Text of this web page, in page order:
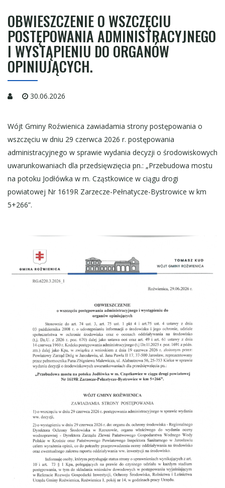
OBWIESZCZENIE O WSZCZĘCIU
POSTĘPOWANIA ADMINISTRACYJNEGO
I WYSTĄPIENIU DO ORGANÓW
OPINIUJĄCYCH.
30.06.2026
Wójt Gminy Roźwienica zawiadamia strony postępowania o
wszczęciu w dniu 29 czerwca 2026 r. postępowania
administracyjnego w sprawie wydania decyzji o środowiskowych
uwarunkowaniach dla przedsięwzięcia pn.: „Przebudowa mostu
na potoku Jodłówka w m. Cząstkowice w ciągu drogi
powiatowej Nr 1619R Zarzecze-Pełnatycze-Bystrowice w km
5+266”.